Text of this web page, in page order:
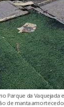
Parque da Vaquejada
de manta